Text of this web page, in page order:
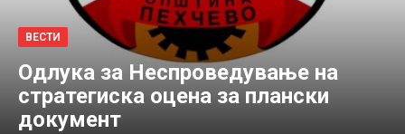
ВЕСТИ
Одлука за Неспроведување на
стратегиска оцена за плански
документ